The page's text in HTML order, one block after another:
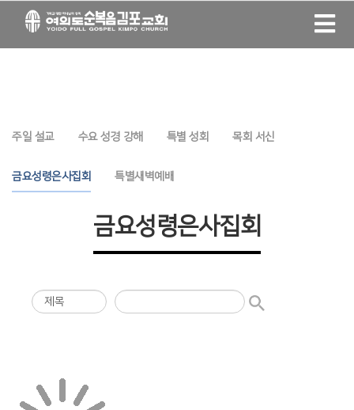
주일 설교 수요 성경 강해 특별 성회 목회 서신
금요성령은사집회 특별새벽예배
금요성령은사집회